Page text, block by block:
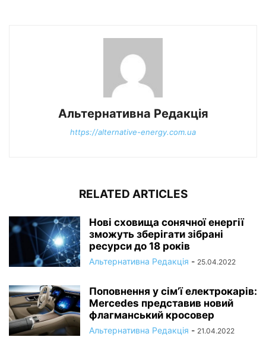
Альтернативна Редакція
https://alternative-energy.com.ua
RELATED ARTICLES
Нові сховища сонячної енергії
зможуть зберігати зібрані
ресурси до 18 років
Альтернативна Редакція - 25.04.2022
Поповнення у сім’ї електрокарів:
Mercedes представив новий
флагманський кросовер
Альтернативна Редакція - 21.04.2022